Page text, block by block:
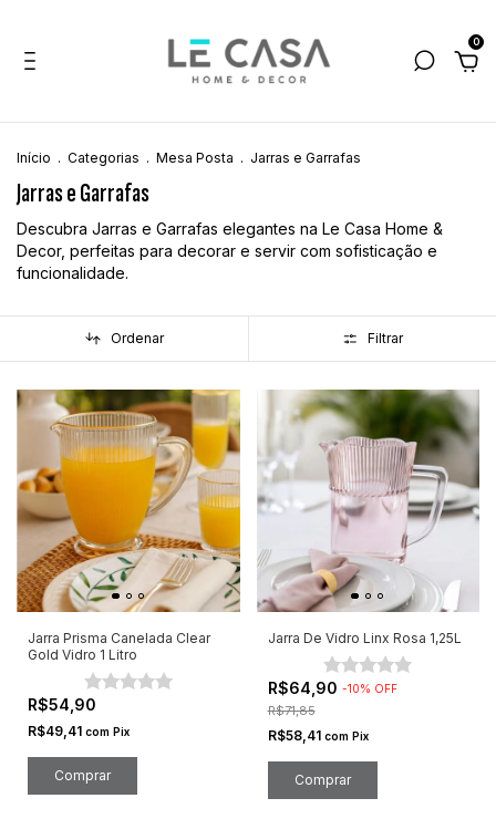
0
Início . Categorias . Mesa Posta . Jarras e Garrafas
Jarras e Garrafas
Descubra Jarras e Garrafas elegantes na Le Casa Home &
Decor, perfeitas para decorar e servir com sofisticação e
funcionalidade.
Ordenar Filtrar
Jarra Prisma Canelada Clear
Gold Vidro 1 Litro
R$54,90
R$49,41 com Pix
Jarra De Vidro Linx Rosa 1,25L
R$64,90 -10% OFF
R$71,85
R$58,41 com Pix